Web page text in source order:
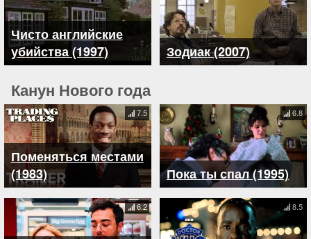
Чисто английские
убийства (1997)
Зодиак (2007)
Канун Нового года
Поменяться местами
(1983)
7.5
Пока ты спал (1995)
6.8
6.2 8.5